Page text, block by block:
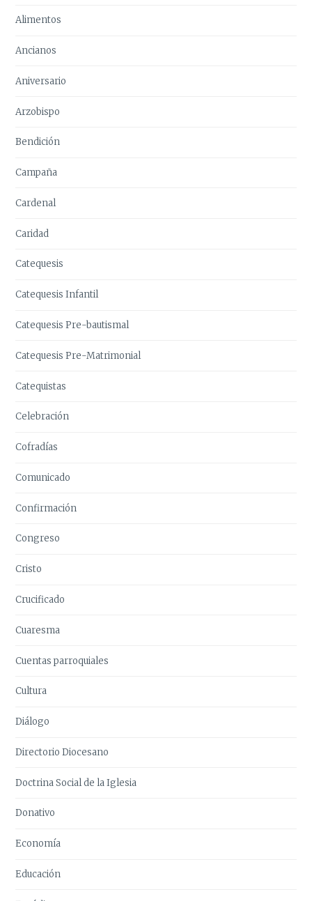
Alimentos
Ancianos
Aniversario
Arzobispo
Bendición
Campaña
Cardenal
Caridad
Catequesis
Catequesis Infantil
Catequesis Pre-bautismal
Catequesis Pre-Matrimonial
Catequistas
Celebración
Cofradías
Comunicado
Confirmación
Congreso
Cristo
Crucificado
Cuaresma
Cuentas parroquiales
Cultura
Diálogo
Directorio Diocesano
Doctrina Social de la Iglesia
Donativo
Economía
Educación